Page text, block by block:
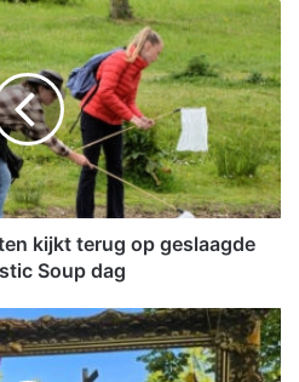
kijkt terug op geslaagde
Soup dag